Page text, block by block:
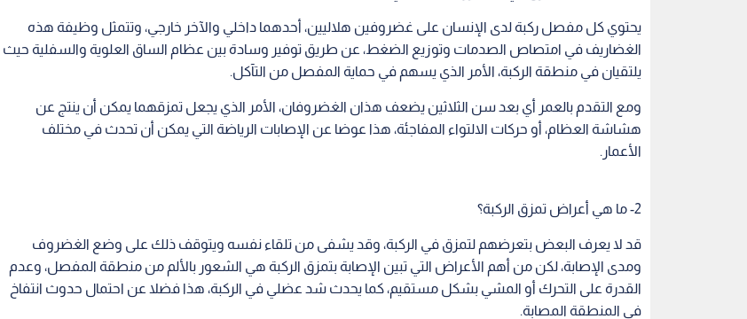
يحتوي كل مفصل ركبة لدى الإنسان على غضروفين هلاليين، أحدهما داخلي والآخر خارجي، وتتمثل وظيفة هذه
الغضاريف في امتصاص الصدمات وتوزيع الضغط، عن طريق توفير وسادة بين عظام الساق العلوية والسفلية حيث
يلتقيان في منطقة الركبة، الأمر الذي يسهم في حماية المفصل من التآكل.
ومع التقدم بالعمر أي بعد سن الثلاثين يضعف هذان الغضروفان، الأمر الذي يجعل تمزقهما يمكن أن ينتج عن
هشاشة العظام، أو حركات الالتواء المفاجئة، هذا عوضا عن الإصابات الرياضة التي يمكن أن تحدث في مختلف
الأعمار.
2- ما هي أعراض تمزق الركبة؟
قد لا يعرف البعض بتعرضهم لتمزق في الركبة، وقد يشفى من تلقاء نفسه ويتوقف ذلك على وضع الغضروف
ومدى الإصابة، لكن من أهم الأعراض التي تبين الإصابة بتمزق الركبة هي الشعور بالألم من منطقة المفصل، وعدم
القدرة على التحرك أو المشي بشكل مستقيم، كما يحدث شد عضلي في الركبة، هذا فضلا عن احتمال حدوث انتفاخ
في المنطقة المصابة.